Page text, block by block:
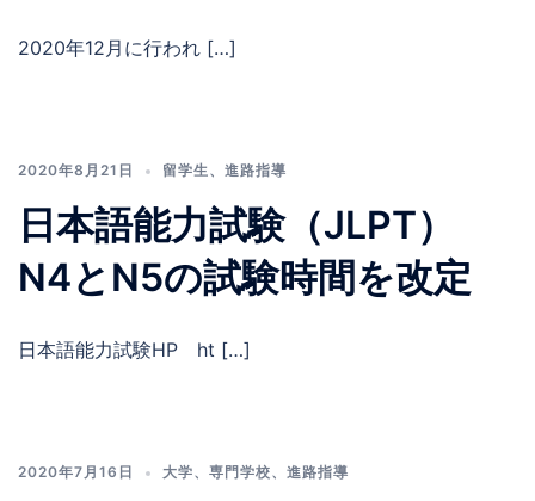
2020年12月に行われ […]
2020年8月21日 留学生、 進路指導
日本語能力試験（JLPT）
N4とN5の試験時間を改定
日本語能力試験HP ht […]
2020年7月16日 大学、 専門学校、 進路指導